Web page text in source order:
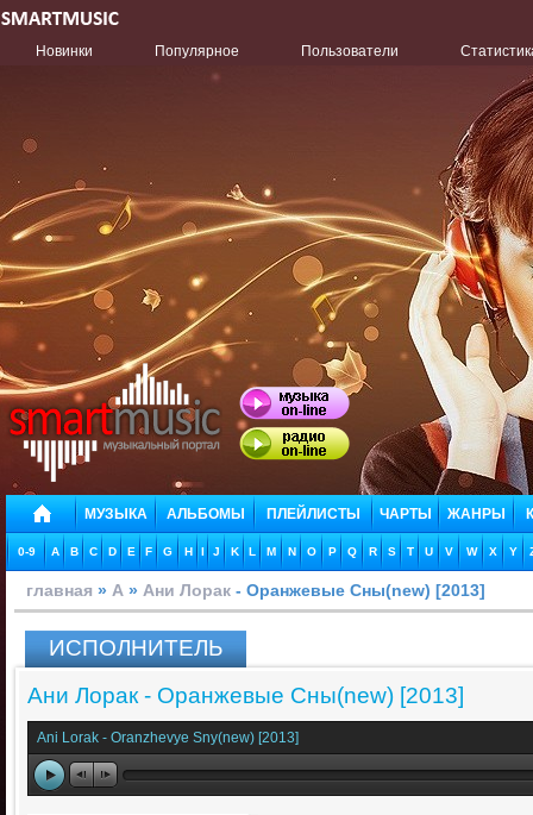
Новинки Популярное Пользователи
МУЗЫКА АЛЬБОМЫ ПЛЕЙЛИСТЫ ЧАРТЫ ЖАНРЫ
0-9 A B C D E F G H I J K L M N O P Q R S T U V W X Y
главная » А » Ани Лорак - Оранжевые Сны(new) [2013]
ИСПОЛНИТЕЛЬ
Ани Лорак - Оранжевые Сны(new) [2013]
Ani Lorak - Oranzhevye Sny(new) [2013]